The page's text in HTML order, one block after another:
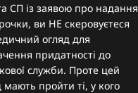
СП із заявою про надання
ви НЕ скеровуєтеся
огляд для
придатності до
служби. Проте цей
мають пройти ті, у кого